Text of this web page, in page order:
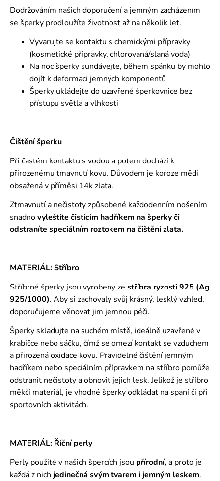
Dodržováním našich doporučení a jemným zacházením
se šperky prodloužíte životnost až na několik let.
Vyvarujte se kontaktu s chemickými přípravky
(kosmetické přípravky, chlorovaná/slaná voda)
Na noc šperky sundávejte, během spánku by mohlo
dojít k deformaci jemných komponentů
Šperky ukládejte do uzavřené šperkovnice bez
přístupu světla a vlhkosti
Čištění šperku
Při častém kontaktu s vodou a potem dochází k
přirozenému tmavnutí kovu. Důvodem je koroze mědi
obsažená v příměsi 14k zlata.
Ztmavnutí a nečistoty způsobené každodenním nošením
snadnovyleštíte čistícím hadříkem na šperky či
odstraníte speciálním roztokem na čištění zlata.
MATERIÁL: Stříbro
Stříbrné šperky jsou vyrobeny ze stříbra ryzosti 925 (Ag
925/1000). Aby si zachovaly svůj krásný, lesklý vzhled,
doporučujeme věnovat jim jemnou péči.
Šperky skladujte na suchém místě, ideálně uzavřené v
krabičce nebo sáčku, čímž se omezí kontakt se vzduchem
a přirozená oxidace kovu. Pravidelné čištění jemným
hadříkem nebo speciálním přípravkem na stříbro pomůže
odstranit nečistoty a obnovit jejich lesk. Jelikož je stříbro
měkčí materiál, je vhodné šperky odkládat na spaní či při
sportovních aktivitách.
MATERIÁL: Říční perly
Perly použité v našich špercích jsou přírodní,a proto je
každá z nich jedinečná svým tvarem i jemným leskem.